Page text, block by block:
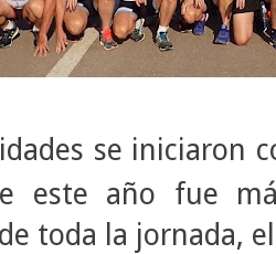
se iniciaron
este año fue
toda la jornada,